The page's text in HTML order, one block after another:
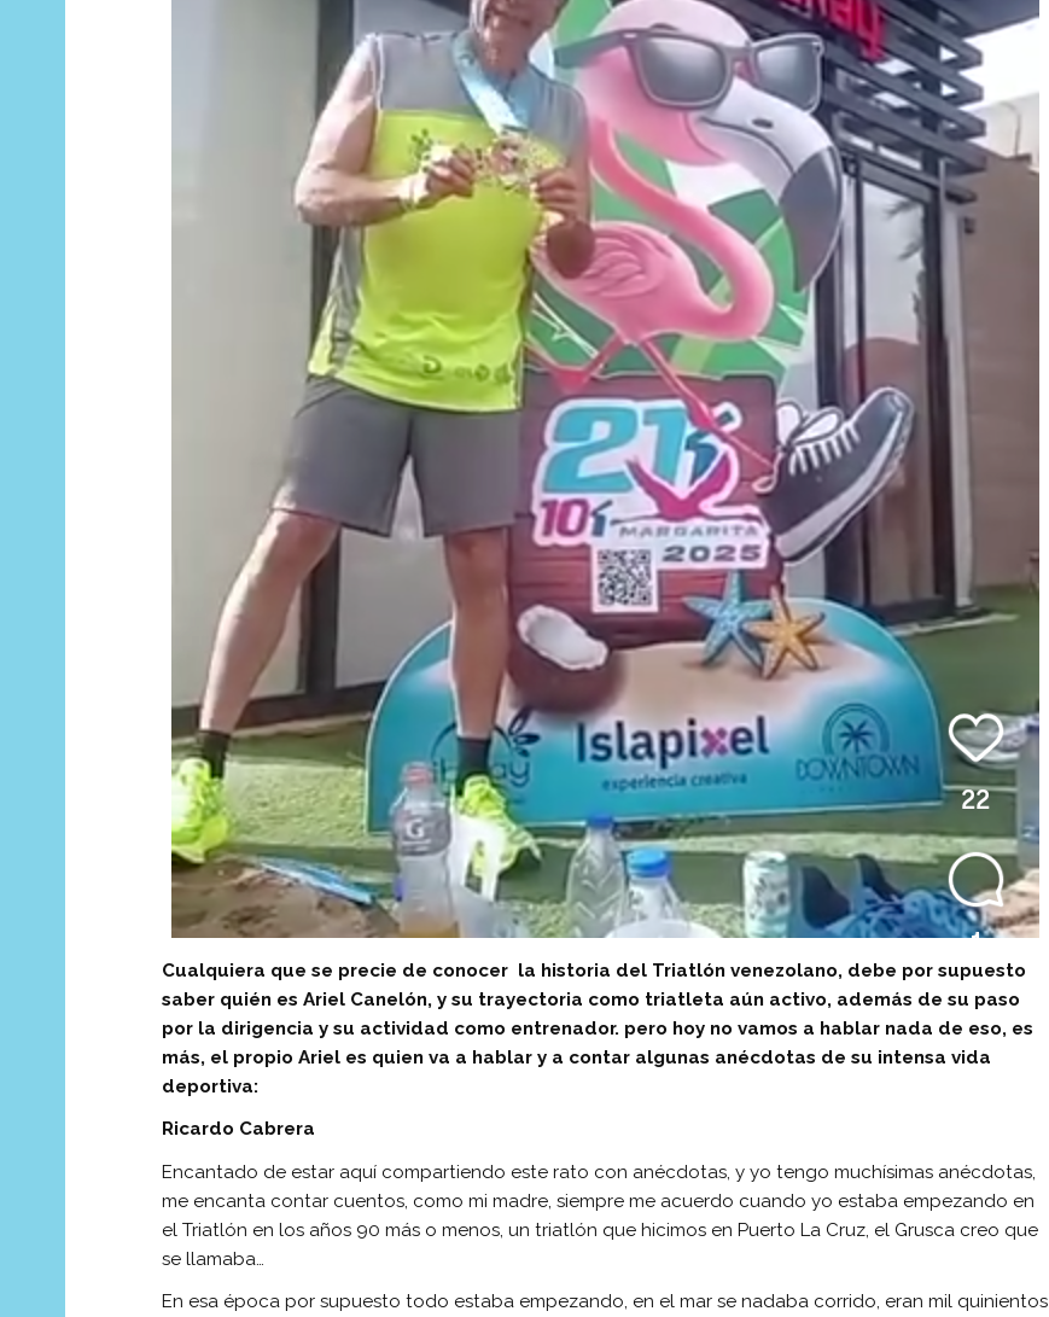
Cualquiera que se precie de conocer la historia del Triatlón venezolano, debe por supuesto
saber quién es Ariel Canelón, y su trayectoria como triatleta aún activo, además de su paso
por la dirigencia y su actividad como entrenador. pero hoy no vamos a hablar nada de eso, es
más, el propio Ariel es quien va a hablar y a contar algunas anécdotas de su intensa vida
deportiva:
Ricardo Cabrera
Encantado de estar aquí compartiendo este rato con anécdotas, y yo tengo muchísimas anécdotas,
me encanta contar cuentos, como mi madre, siempre me acuerdo cuando yo estaba empezando en
el Triatlón en los años 90 más o menos, un triatlón que hicimos en Puerto La Cruz, el Grusca creo que
se llamaba…
En esa época por supuesto todo estaba empezando, en el mar se nadaba corrido, eran mil quinientos